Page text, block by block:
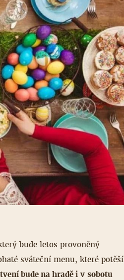
bude letos provoněný
sváteční menu, které potěší
bude na hradě i v sobotu